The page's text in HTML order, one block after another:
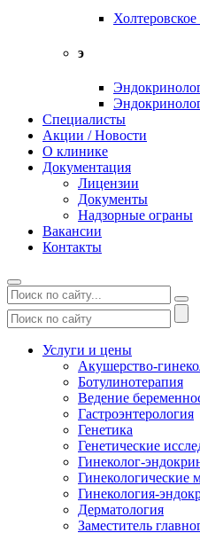
э
Специалисты
Акции / Новости
О клинике
Документация
Лицензии
Документы
Надзорные ограны
Вакансии
Контакты
Услуги и цены
Акушерство-
Ботулинотерапия
Ведение
Гастроэнтерология
Генетика
Генетические
Гинеколог-
Гинекологические
Гинекология-
Дерматология
Заместитель